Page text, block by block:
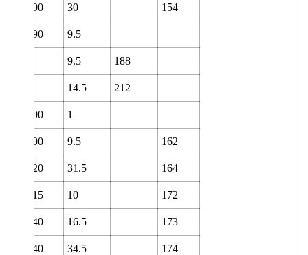
300 30 154
190 9.5
9.5 188
14.5 212
200 1
200 9.5 162
320 31.5 164
215 10 172
240 16.5 173
340 34.5 174